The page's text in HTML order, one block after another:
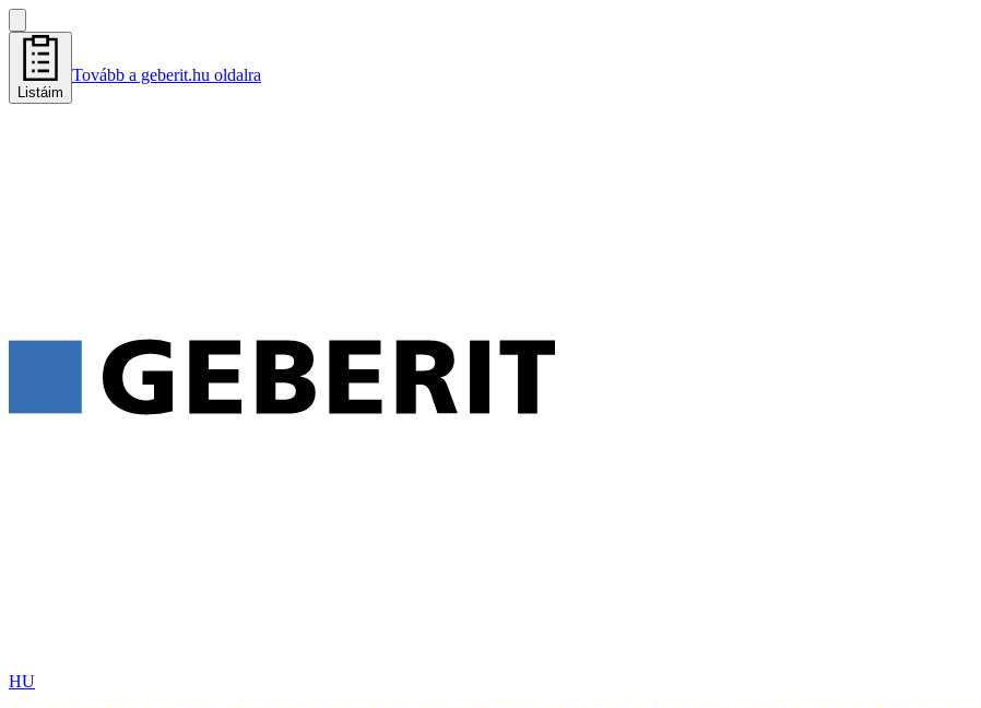
Listáim
Tovább a geberit.hu oldalra
HU